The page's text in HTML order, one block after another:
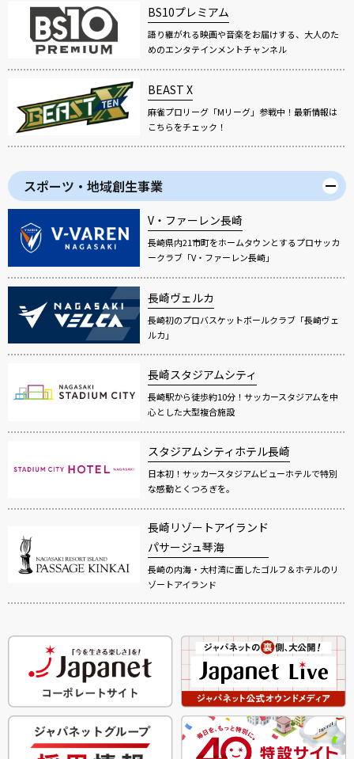
BS10プレミアム
語り継がれる映画や音楽をお届けする、大人のた
めのエンタテインメントチャンネル
BEAST X
麻雀プロリーグ「Mリーグ」参戦中！最新情報は
こちらをチェック！
スポーツ・地域創生事業
V・ファーレン長崎
長崎県内21市町をホームタウンとするプロサッカ
ークラブ「V・ファーレン長崎」
長崎ヴェルカ
長崎初のプロバスケットボールクラブ「長崎ヴェ
ルカ」
長崎スタジアムシティ
長崎駅から徒歩約10分！サッカースタジアムを中
心とした大型複合施設
スタジアムシティホテル長崎
日本初！サッカースタジアムビューホテルで特別
な感動とくつろぎを。
長崎リゾートアイランド
パサージュ琴海
長崎の内海・大村湾に面したゴルフ＆ホテルのリ
ゾートアイランド